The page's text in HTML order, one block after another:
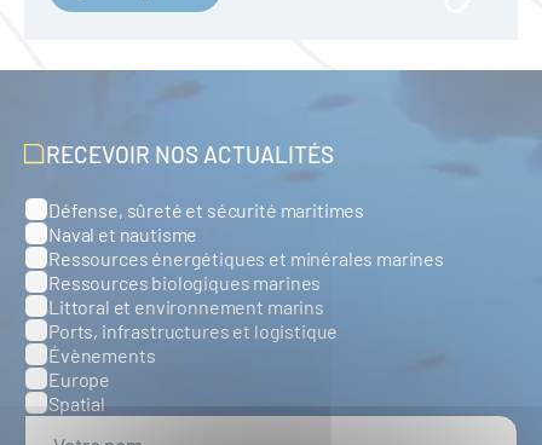
RECEVOIR NOS ACTUALITÉS
Catégories
Défense, sûreté et sécurité maritimes
Naval et nautisme
Ressources énergétiques et minérales marines
Ressources biologiques marines
Littoral et environnement marins
Ports, infrastructures et logistique
Évènements
Europe
Spatial